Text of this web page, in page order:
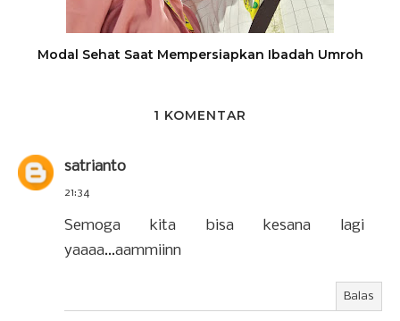
Modal Sehat Saat Mempersiapkan Ibadah Umroh
1 KOMENTAR
satrianto
21:34
Semoga kita bisa kesana lagi
yaaaa...aammiinn
Balas